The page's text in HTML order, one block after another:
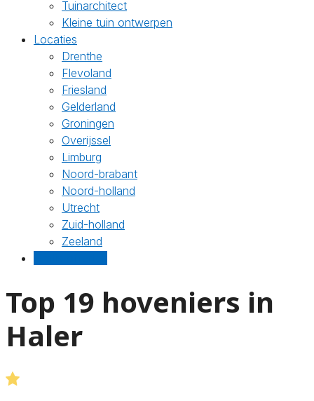
Tuinarchitect
Kleine tuin ontwerpen
Locaties
Drenthe
Flevoland
Friesland
Gelderland
Groningen
Overijssel
Limburg
Noord-brabant
Noord-holland
Utrecht
Zuid-holland
Zeeland
Top 19 hoveniers in
Haler